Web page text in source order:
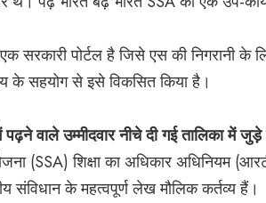
सरकारी पोर्टल है जिसे एस की निगरानी के
के सहयोग से इसे विकसित किया है।
वाले उम्मीदवार नीचे दी गई तालिका में
(SSA) शिक्षा का अधिकार अधिनियम
संविधान के महत्वपूर्ण लेख मौलिक कर्तव्य हैं।